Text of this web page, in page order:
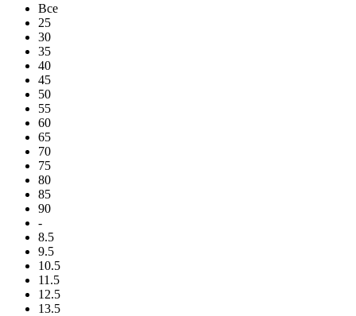
Все
25
30
35
40
45
50
55
60
65
70
75
80
85
90
-
8.5
9.5
10.5
11.5
12.5
13.5